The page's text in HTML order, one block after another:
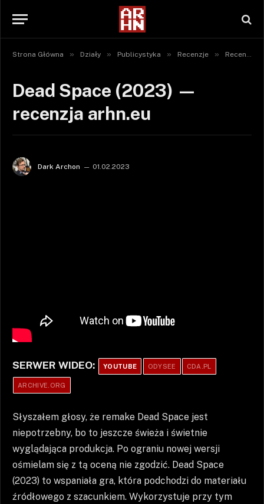
Strona Główna » Działy » Publicystyka » Recenzje » Recenzje gier
Dead Space (2023) —
recenzja arhn.eu
Dark Archon 01.02.2023
SERWER WIDEO: YOUTUBE ODYSEE CDA.PL
ARCHIVE.ORG
Słyszałem głosy, że remake Dead Space jest
niepotrzebny, bo to jeszcze świeża i świetnie
wyglądająca produkcja. Po ograniu nowej wersji
ośmielam się z tą oceną nie zgodzić. Dead Space
(2023) to wspaniała gra, która podchodzi do materiału
źródłowego z szacunkiem. Wykorzystuje przy tym